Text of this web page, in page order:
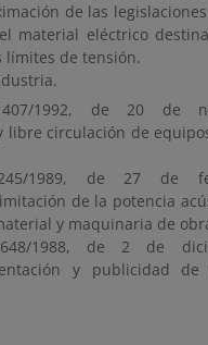
de las
material eléctrico
límites de tensión.
1992, de 20 de
libre circulación de
1989, de 27 de
de la potencia
y maquinaria de
1988, de 2 de
y publicidad de